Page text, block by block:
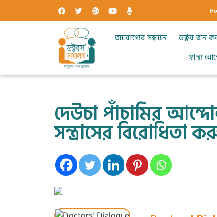
আরোগ্যের সন্ধানে
ডক্টর অন
স্বাস্থ্য
দেউচা পাঁচামির
সন্ত্রাসের বিরোধিতা